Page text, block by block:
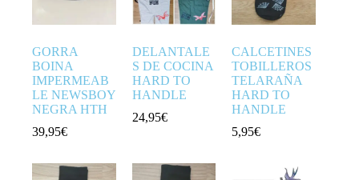
GORRA
BOINA
IMPERMEAB
LE NEWSBOY
NEGRA HTH
39,95€
DELANTALE
S DE COCINA
HARD TO
HANDLE
24,95€
CALCETINES
TOBILLEROS
TELARAÑA
HARD TO
HANDLE
5,95€